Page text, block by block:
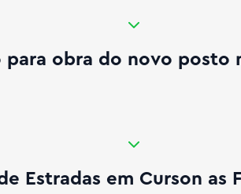
obra do novo posto
Estradas em Curson as